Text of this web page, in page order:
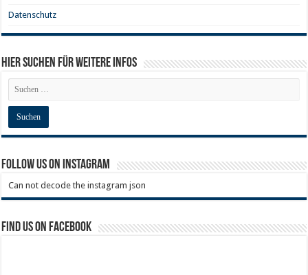
Datenschutz
Hier Suchen für weitere Infos
Follow us on Instagram
Can not decode the instagram json
Find us on Facebook